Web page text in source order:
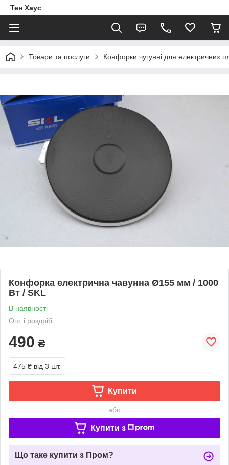
Тен Хаус
Товари та послуги Конфорки чугунні для електричних
Конфорка електрична чавунна Ø155 мм / 1000
Вт / SKL
В наявності
Опт і роздріб
490 ₴
475 ₴ від 3 шт.
Купити
або
Купити з
Що таке купити з Пром?